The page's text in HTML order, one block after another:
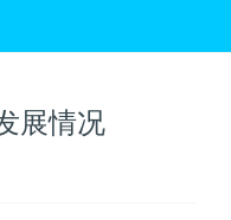
展情况